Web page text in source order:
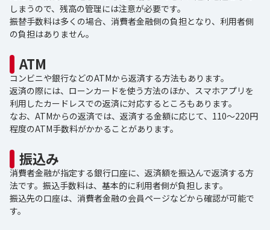
しまうので、残高の管理には注意が必要です。
振替手数料は多くの場合、消費者金融側の負担となり、利用者側
の負担はありません。
ATM
コンビニや銀行などのATMから返済する方法もあります。
返済の際には、ローンカードを使う方法のほか、スマホアプリを
利用したカードレスでの返済に対応するところもあります。
なお、ATMからの返済では、返済する金額に応じて、110～220円
程度のATM手数料がかかることがあります。
振込み
消費者金融が指定する銀行口座に、返済額を振込んで返済する方
法です。振込手数料は、基本的に利用者側が負担します。
振込先の口座は、消費者金融の会員ページなどから確認が可能で
す。